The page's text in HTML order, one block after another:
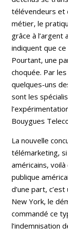
télévendeurs et
métier, le
grâce à l’argent
indiquent que
Pourtant, une
choquée. Par
quelques-uns
sont les
Bouygues
La nouvelle
télémarketing,
américains,
publique
d’une part,
New York, le
commandé ce
l’indemnisation